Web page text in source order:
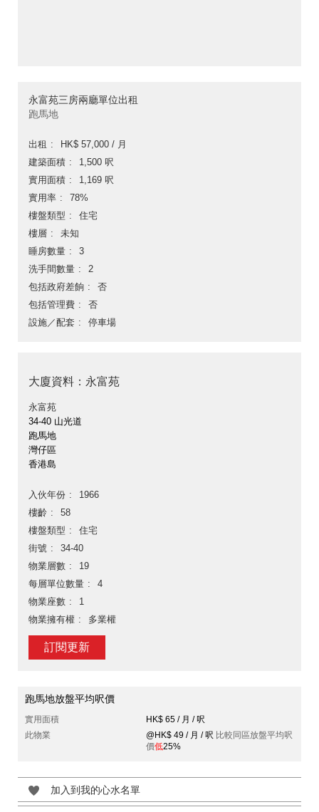
永富苑三房兩廳單位出租
跑馬地
出租
HK$ 57,000 / 月
建築面積
1,500 呎
實用面積
1,169 呎
實用率
78%
樓盤類型
住宅
樓層
未知
睡房數量
3
洗手間數量
2
包括政府差餉
否
包括管理費
否
設施／配套
停車場
大廈資料：永富苑
永富苑
34-40 山光道
跑馬地
灣仔區
香港島
入伙年份
1966
樓齡
58
樓盤類型
住宅
街號
34-40
物業層數
19
每層單位數量
4
物業座數
1
物業擁有權
多業權
訂閱更新
跑馬地放盤平均呎價
實用面積
HK$ 65 / 月 / 呎
此物業
@HK$ 49 / 月 / 呎 比較同區放盤平均呎
價低25%
加入到我的心水名單